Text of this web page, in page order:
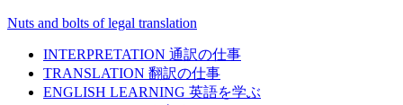
Nuts and bolts of legal translation
INTERPRETATION 通訳の仕事
TRANSLATION 翻訳の仕事
ENGLISH LEARNING 英語を学ぶ